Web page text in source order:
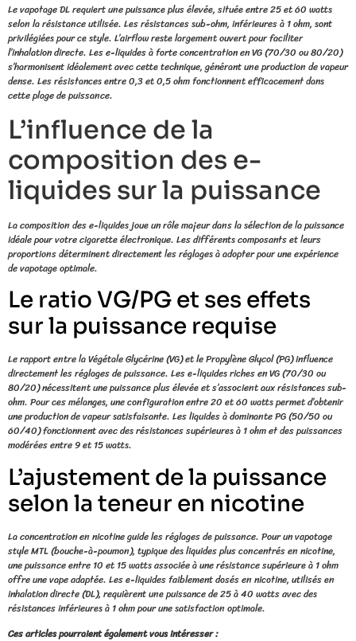
Le vapotage DL requiert une puissance plus élevée, située entre 25 et 60 watts
selon la résistance utilisée. Les résistances sub-ohm, inférieures à 1 ohm, sont
privilégiées pour ce style. L’airflow reste largement ouvert pour faciliter
l’inhalation directe. Les e-liquides à forte concentration en VG (70/30 ou 80/20)
s’harmonisent idéalement avec cette technique, générant une production de vapeur
dense. Les résistances entre 0,3 et 0,5 ohm fonctionnent efficacement dans
cette plage de puissance.
L’influence de la
composition des e-
liquides sur la puissance
La composition des e-liquides joue un rôle majeur dans la sélection de la puissance
idéale pour votre cigarette électronique. Les différents composants et leurs
proportions déterminent directement les réglages à adopter pour une expérience
de vapotage optimale.
Le ratio VG/PG et ses effets
sur la puissance requise
Le rapport entre la Végétale Glycérine (VG) et le Propylène Glycol (PG) influence
directement les réglages de puissance. Les e-liquides riches en VG (70/30 ou
80/20) nécessitent une puissance plus élevée et s’associent aux résistances sub-
ohm. Pour ces mélanges, une configuration entre 20 et 60 watts permet d’obtenir
une production de vapeur satisfaisante. Les liquides à dominante PG (50/50 ou
60/40) fonctionnent avec des résistances supérieures à 1 ohm et des puissances
modérées entre 9 et 15 watts.
L’ajustement de la puissance
selon la teneur en nicotine
La concentration en nicotine guide les réglages de puissance. Pour un vapotage
style MTL (bouche-à-poumon), typique des liquides plus concentrés en nicotine,
une puissance entre 10 et 15 watts associée à une résistance supérieure à 1 ohm
offre une vape adaptée. Les e-liquides faiblement dosés en nicotine, utilisés en
inhalation directe (DL), requièrent une puissance de 25 à 40 watts avec des
résistances inférieures à 1 ohm pour une satisfaction optimale.
Ces articles pourraient également vous intéresser :